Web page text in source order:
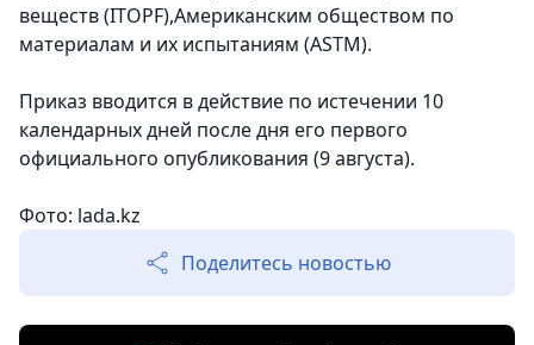
веществ (ITOPF),Американским обществом по
материалам и их испытаниям (ASTM).
Приказ вводится в действие по истечении 10
календарных дней после дня его первого
официального опубликования (9 августа).
Фото: lada.kz
Поделитесь новостью